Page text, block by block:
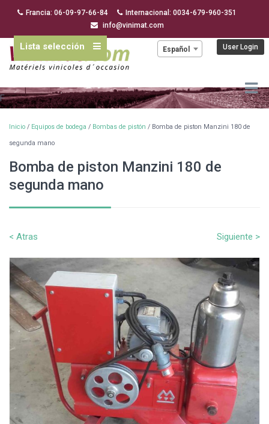
Francia: 06-09-97-66-84
Internacional: 0034-679-960-351
info@vinimat.com
Lista selección Español User Login
F
Inicio / Equipos de bodega / Bombas de pistón / Bomba de piston Manzini 180 de
segunda mano
Bomba de piston Manzini 180 de
segunda mano
< Atras Siguiente >